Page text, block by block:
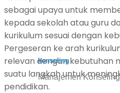
konseling
Manajemen
sebagai upaya untuk
kepada sekolah atau guru
kurikulum sesuai dengan
Pergeseran ke arah
relevan dengan kebutuhan
suatu langkah untuk
pendidikan.